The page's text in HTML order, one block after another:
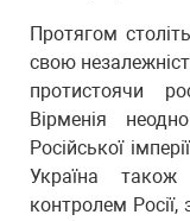
Протягом
свою
протистоячи
Вірменія
Російської
Україна також
контролем Росії,